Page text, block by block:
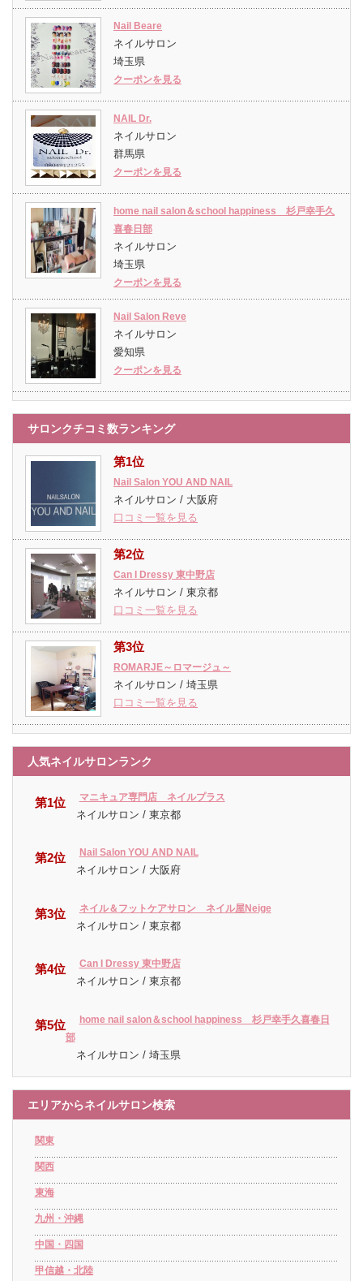
Nail Beare
ネイルサロン
埼玉県
クーポンを見る
NAIL Dr.
ネイルサロン
群馬県
クーポンを見る
home nail salon＆school happiness 杉戸幸手久
喜春日部
ネイルサロン
埼玉県
クーポンを見る
Nail Salon Reve
ネイルサロン
愛知県
クーポンを見る
サロンクチコミ数ランキング
第1位
Nail Salon YOU AND NAIL
ネイルサロン / 大阪府
口コミ一覧を見る
第2位
Can I Dressy 東中野店
ネイルサロン / 東京都
口コミ一覧を見る
第3位
ROMARJE～ロマージュ～
ネイルサロン / 埼玉県
口コミ一覧を見る
人気ネイルサロンランク
第1位 マニキュア専門店 ネイルプラス
ネイルサロン / 東京都
第2位 Nail Salon YOU AND NAIL
ネイルサロン / 大阪府
第3位 ネイル＆フットケアサロン ネイル屋Neige
ネイルサロン / 東京都
第4位 Can I Dressy 東中野店
ネイルサロン / 東京都
第5位
home nail salon＆school happiness 杉戸幸手久喜春日
部
ネイルサロン / 埼玉県
エリアからネイルサロン検索
関東
関西
東海
九州・沖縄
中国・四国
甲信越・北陸